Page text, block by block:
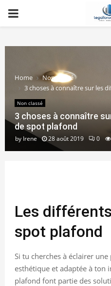
PRIMARY
Home
Non classé
3 choses à connaître sur les
Non classé
3 choses à connaître
de spot plafond
by Irene 28 août 2019 0
Les
spot plafond
Si tu cherches à éclairer
esthétique et adaptée à ton
plafond font partie des